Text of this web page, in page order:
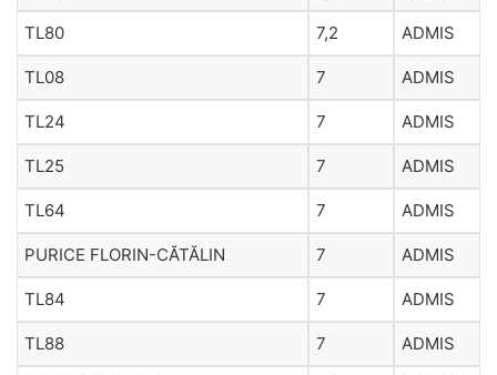
TL80 7,2 ADMIS
TL08 7 ADMIS
TL24 7 ADMIS
TL25 7 ADMIS
TL64 7 ADMIS
PURICE FLORIN-CĂTĂLIN 7 ADMIS
TL84 7 ADMIS
TL88 7 ADMIS